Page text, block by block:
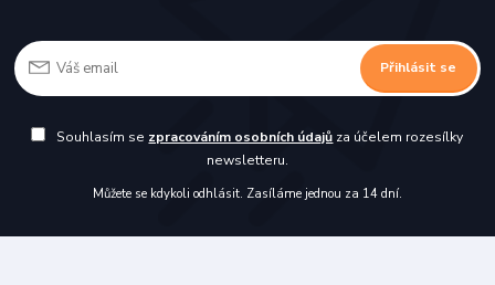
Přihlásit se
Souhlasím se zpracováním osobních údajů za účelem rozesílky
newsletteru.
Můžete se kdykoli odhlásit. Zasíláme jednou za 14 dní.